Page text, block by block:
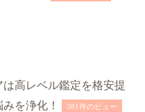
は高レベル鑑定を格安提
を浄化！
381件のビュー